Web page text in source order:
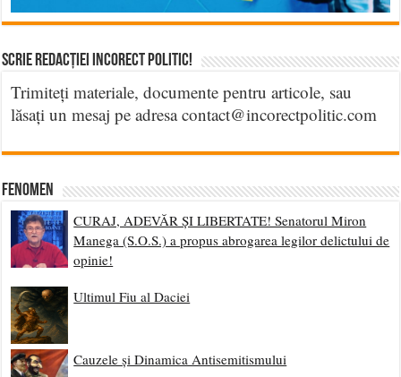
Scrie Redacției Incorect Politic!
Trimiteți materiale, documente pentru articole, sau
lăsați un mesaj pe adresa contact@incorectpolitic.com
Fenomen
CURAJ, ADEVĂR ȘI LIBERTATE! Senatorul Miron
Manega (S.O.S.) a propus abrogarea legilor delictului de
opinie!
Ultimul Fiu al Daciei
Cauzele și Dinamica Antisemitismului